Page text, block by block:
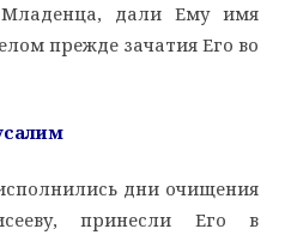
Младенца, дали Ему имя
прежде зачатия Его во
дни очищения
принесли Его в